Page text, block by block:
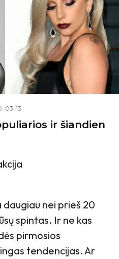
03-13
ir šiandien
daugiau nei prieš 20
spintas. Ir ne kas
pirmosios
tendencijas. Ar